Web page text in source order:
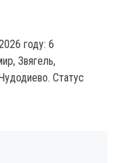
году: 6
Звягель,
Статус